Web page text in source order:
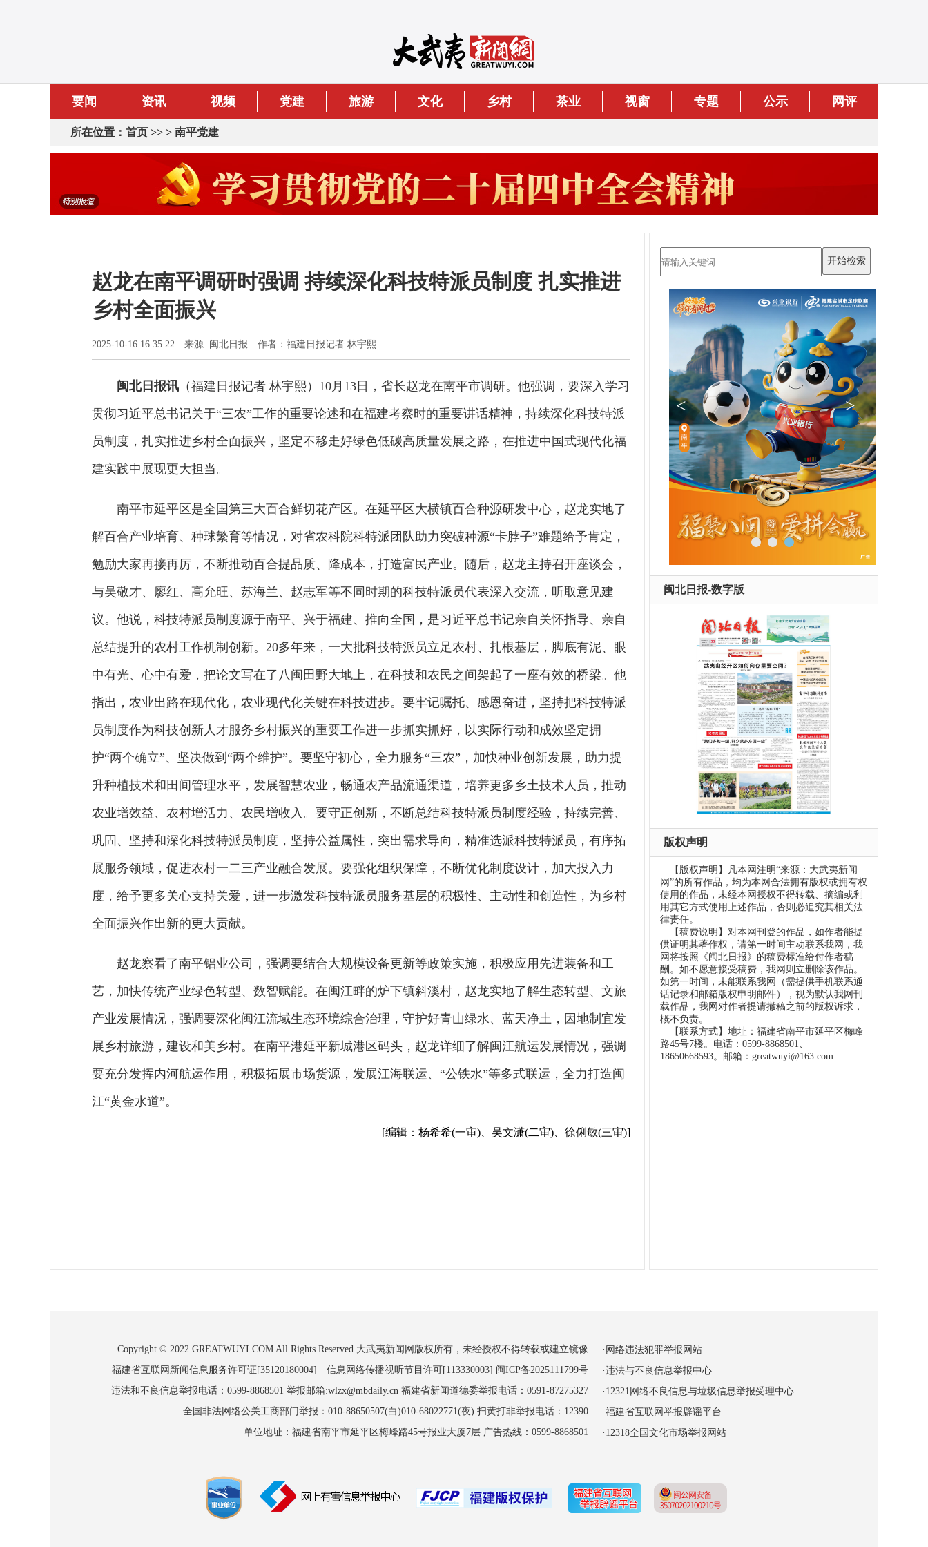
要闻 资讯 视频 党建 旅游 文化 乡村 茶业 视窗 专题 公示 网评
所在位置： 首页 >> > 南平党建
赵龙在南平调研时强调 持续深化科技特派员制度 扎实推进
乡村全面振兴
2025-10-16 16:35:22 来源: 闽北日报 作者：福建日报记者 林宇熙
闽北日报讯 （福建日报记者 林宇熙）10月13日，省长赵龙在南平市调研。他强调，要深入学习
贯彻习近平总书记关于“三农”工作的重要论述和在福建考察时的重要讲话精神，持续深化科技特派
员制度，扎实推进乡村全面振兴，坚定不移走好绿色低碳高质量发展之路，在推进中国式现代化福
建实践中展现更大担当。
南平市延平区是全国第三大百合鲜切花产区。在延平区大横镇百合种源研发中心，赵龙实地了
解百合产业培育、种球繁育等情况，对省农科院科特派团队助力突破种源“卡脖子”难题给予肯定，
勉励大家再接再厉，不断推动百合提品质、降成本，打造富民产业。随后，赵龙主持召开座谈会，
与吴敬才、廖红、高允旺、苏海兰、赵志军等不同时期的科技特派员代表深入交流，听取意见建
议。他说，科技特派员制度源于南平、兴于福建、推向全国，是习近平总书记亲自关怀指导、亲自
总结提升的农村工作机制创新。20多年来，一大批科技特派员立足农村、扎根基层，脚底有泥、眼
中有光、心中有爱，把论文写在了八闽田野大地上，在科技和农民之间架起了一座有效的桥梁。他
指出，农业出路在现代化，农业现代化关键在科技进步。要牢记嘱托、感恩奋进，坚持把科技特派
员制度作为科技创新人才服务乡村振兴的重要工作进一步抓实抓好，以实际行动和成效坚定拥
护“两个确立”、坚决做到“两个维护”。要坚守初心，全力服务“三农”，加快种业创新发展，助力提
升种植技术和田间管理水平，发展智慧农业，畅通农产品流通渠道，培养更多乡土技术人员，推动
农业增效益、农村增活力、农民增收入。要守正创新，不断总结科技特派员制度经验，持续完善、
巩固、坚持和深化科技特派员制度，坚持公益属性，突出需求导向，精准选派科技特派员，有序拓
展服务领域，促进农村一二三产业融合发展。要强化组织保障，不断优化制度设计，加大投入力
度，给予更多关心支持关爱，进一步激发科技特派员服务基层的积极性、主动性和创造性，为乡村
全面振兴作出新的更大贡献。
赵龙察看了南平铝业公司，强调要结合大规模设备更新等政策实施，积极应用先进装备和工
艺，加快传统产业绿色转型、数智赋能。在闽江畔的炉下镇斜溪村，赵龙实地了解生态转型、文旅
产业发展情况，强调要深化闽江流域生态环境综合治理，守护好青山绿水、蓝天净土，因地制宜发
展乡村旅游，建设和美乡村。在南平港延平新城港区码头，赵龙详细了解闽江航运发展情况，强调
要充分发挥内河航运作用，积极拓展市场货源，发展江海联运、“公铁水”等多式联运，全力打造闽
江“黄金水道”。
[编辑：杨希希(一审)、吴文潇(二审)、徐俐敏(三审)]
闽北日报-数字版
版权声明
【版权声明】凡本网注明“来源：大武夷新闻
网”的所有作品，均为本网合法拥有版权或拥有权
使用的作品，未经本网授权不得转载、摘编或利
用其它方式使用上述作品，否则必追究其相关法
律责任。
【稿费说明】对本网刊登的作品，如作者能提
供证明其著作权，请第一时间主动联系我网，我
网将按照《闽北日报》的稿费标准给付作者稿
酬。如不愿意接受稿费，我网则立删除该作品。
如第一时间，未能联系我网（需提供手机联系通
话记录和邮箱版权申明邮件），视为默认我网刊
载作品，我网对作者提请撤稿之前的版权诉求，
概不负责。
【联系方式】地址：福建省南平市延平区梅峰
路45号7楼。电话：0599-8868501、
18650668593。邮箱：greatwuyi@163.com
Copyright © 2022 GREATWUYI.COM All Rights Reserved 大武夷新闻网版权所有，未经授权不得转载或建立镜像
福建省互联网新闻信息服务许可证[35120180004] 信息网络传播视听节目许可[113330003] 闽ICP备2025111799号
违法和不良信息举报电话：0599-8868501 举报邮箱:wlzx@mbdaily.cn 福建省新闻道德委举报电话：0591-87275327
全国非法网络公关工商部门举报：010-88650507(白)010-68022771(夜) 扫黄打非举报电话：12390
单位地址：福建省南平市延平区梅峰路45号报业大厦7层 广告热线：0599-8868501
·网络违法犯罪举报网站
·违法与不良信息举报中心
·12321网络不良信息与垃圾信息举报受理中心
·福建省互联网举报辟谣平台
·12318全国文化市场举报网站